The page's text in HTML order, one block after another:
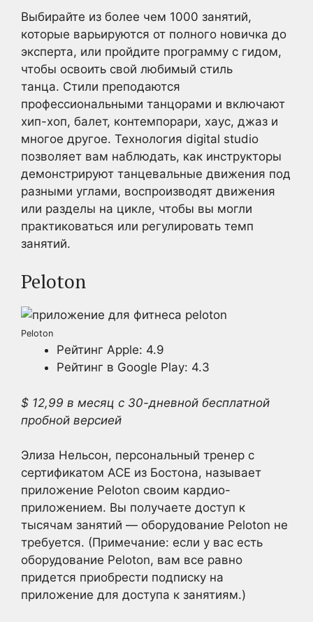
Выбирайте из более чем 1000 занятий,
которые варьируются от полного новичка до
эксперта, или пройдите программу с гидом,
чтобы освоить свой любимый стиль
танца. Стили преподаются
профессиональными танцорами и включают
хип-хоп, балет, контемпорари, хаус, джаз и
многое другое. Технология digital studio
позволяет вам наблюдать, как инструкторы
демонстрируют танцевальные движения под
разными углами, воспроизводят движения
или разделы на цикле, чтобы вы могли
практиковаться или регулировать темп
занятий.
Peloton
Peloton
Рейтинг Apple: 4.9
Рейтинг в Google Play: 4.3
$ 12,99 в месяц с 30-дневной бесплатной
пробной версией
Элиза Нельсон, персональный тренер с
сертификатом ACE из Бостона, называет
приложение Peloton своим кардио-
приложением. Вы получаете доступ к
тысячам занятий — оборудование Peloton не
требуется. (Примечание: если у вас есть
оборудование Peloton, вам все равно
придется приобрести подписку на
приложение для доступа к занятиям.)